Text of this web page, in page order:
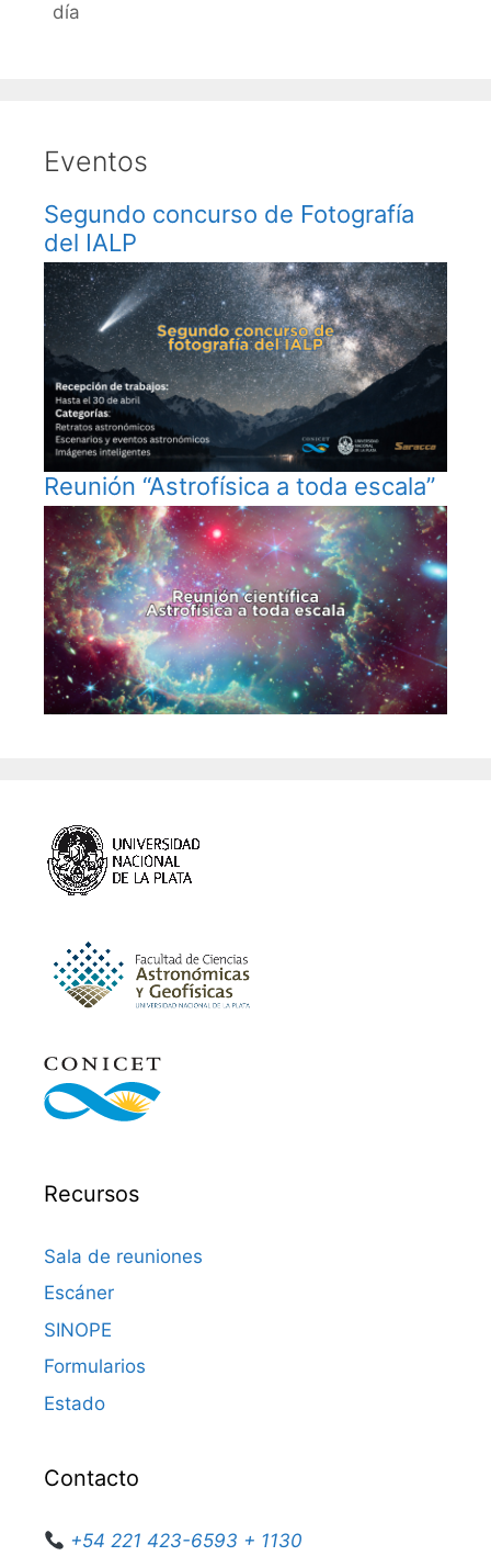
día
Eventos
Segundo concurso de Fotografía
del IALP
Reunión “Astrofísica a toda escala”
Recursos
Sala de reuniones
Escáner
SINOPE
Formularios
Estado
Contacto
+54 221 423-6593 + 1130